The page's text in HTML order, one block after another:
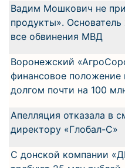
Вадим Мошкович не
продукты». Основатель
все обвинения МВД
Воронежский
финансовое положение
долгом почти на 100
Апелляция отказала в
директору «Глобал-С»
С донской компании